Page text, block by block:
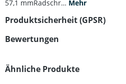
57,1 mmRadschr… Mehr
Produktsicherheit (GPSR)
Bewertungen
Produktgalerie überspringen
Ähnliche Produkte